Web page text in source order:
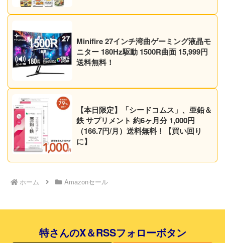
Minifire 27インチ湾曲ゲーミング液晶モ
ニター 180Hz駆動 1500R曲面 15,999円
送料無料！
【本日限定】「シードコムス」、亜鉛＆
鉄 サプリメント 約6ヶ月分 1,000円
（166.7円/月）送料無料！【買い回り
に】
ホーム Amazonセール
特さんのX＆RSSフォローボタン